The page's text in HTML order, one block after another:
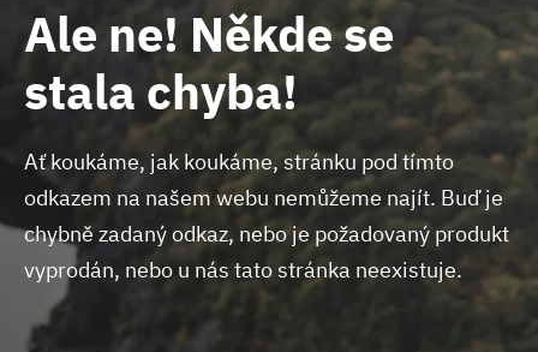
Ale ne! Někde se
stala chyba!
Ať koukáme, jak koukáme, stránku pod tímto
odkazem na našem webu nemůžeme najít. Buď je
chybně zadaný odkaz, nebo je požadovaný produkt
vyprodán, nebo u nás tato stránka neexistuje.